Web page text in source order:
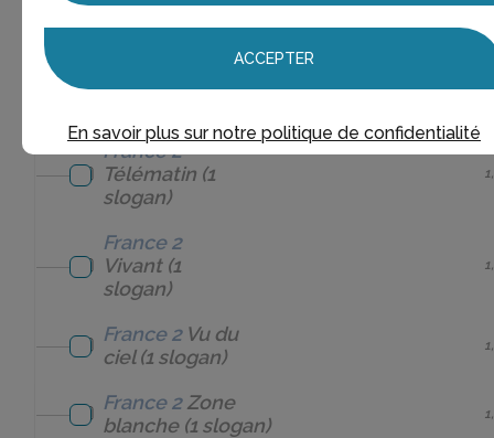
France 2Rendez-vous en terre
France 2
Télématin (1
slogan)
France 2
Vivant(1
slogan)
France 2 Vu du
ciel(1 slogan)
France 2 Zone
blanche(1 slogan)
ACCEPTER
En savoir plus sur notre politique de confidentialité